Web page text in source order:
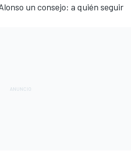
un consejo: a quién seguir